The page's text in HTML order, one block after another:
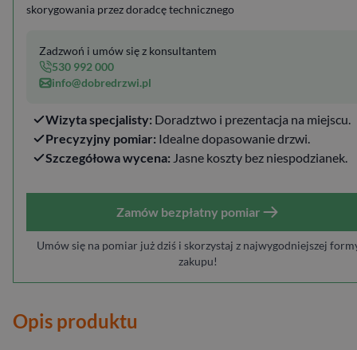
skorygowania przez doradcę technicznego
Wizyta specjalisty: Doradztwo i prezentacja na miejscu.
Precyzyjny pomiar: Idealne dopasowanie drzwi.
Szczegółowa wycena: Jasne koszty bez niespodzianek.
Zadzwoń i umów się z konsultantem
530 992 000
info@dobredrzwi.pl
Zamów bezpłatny pomiar
Umów się na pomiar już dziś i skorzystaj z najwygodniejszej
zakupu!
Opis produktu